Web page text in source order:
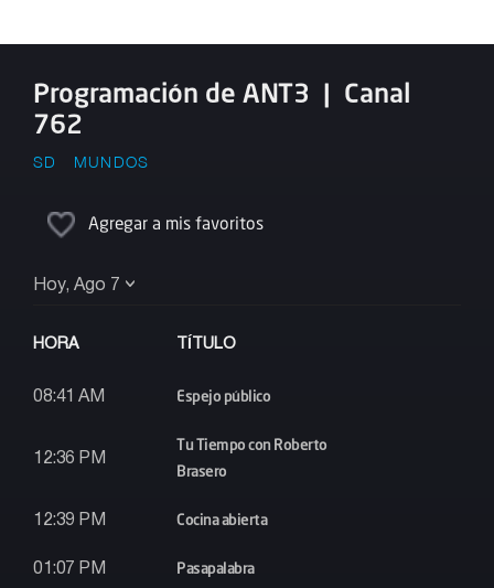
Programación de ANT3 | Canal
762
SD MUNDOS
Agregar a mis favoritos
Hoy, Ago 7
HORA TÍTULO
08:41 AM Espejo público
12:36 PM
Tu Tiempo con Roberto
Brasero
12:39 PM Cocina abierta
01:07 PM Pasapalabra